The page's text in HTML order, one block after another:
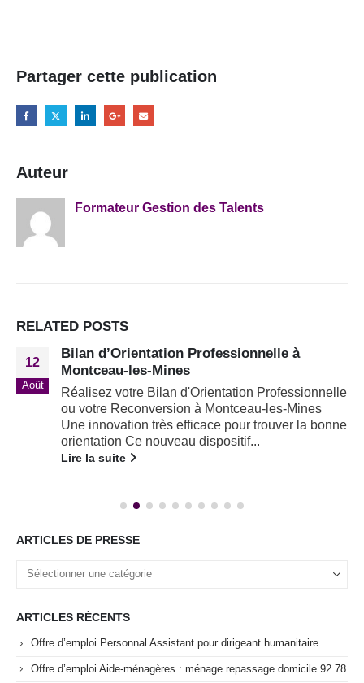
Partager cette publication
Auteur
Formateur Gestion des Talents
RELATED POSTS
12
Août
Bilan d’Orientation Professionnelle à
Montceau-les-Mines
Réalisez votre Bilan d'Orientation Professionnelle
ou votre Reconversion à Montceau-les-Mines
Une innovation très efficace pour trouver la bonne
orientation Ce nouveau dispositif...
Lire la suite
ARTICLES DE PRESSE
ARTICLES RÉCENTS
Offre d’emploi Personnal Assistant pour dirigeant humanitaire
Offre d’emploi Aide-ménagères : ménage repassage domicile 92 78